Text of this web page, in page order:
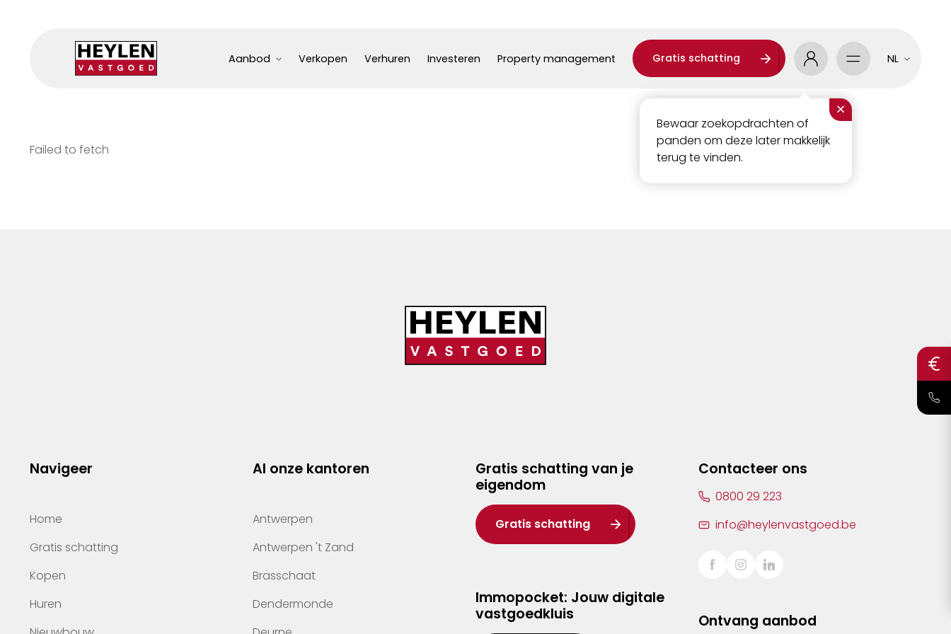
Aanbod Verkopen Verhuren Investeren Property management Gratis schatting
×
Bewaar zoekopdrachten of
panden om deze later makkelijk
terug te vinden.
NL
Failed to fetch
Navigeer
Home
Gratis schatting
Kopen
Huren
Al onze kantoren
Antwerpen
Antwerpen 't Zand
Brasschaat
Dendermonde
Gratis schatting van je
eigendom
Gratis schatting
Immopocket: Jouw digitale
vastgoedkluis
Contacteer ons
0800 29 223
info@heylenvastgoed.be
Ontvang aanbod